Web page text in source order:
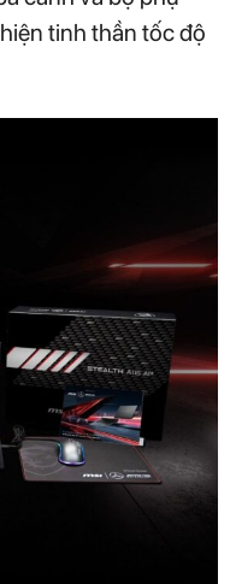
tinh thần tốc độ